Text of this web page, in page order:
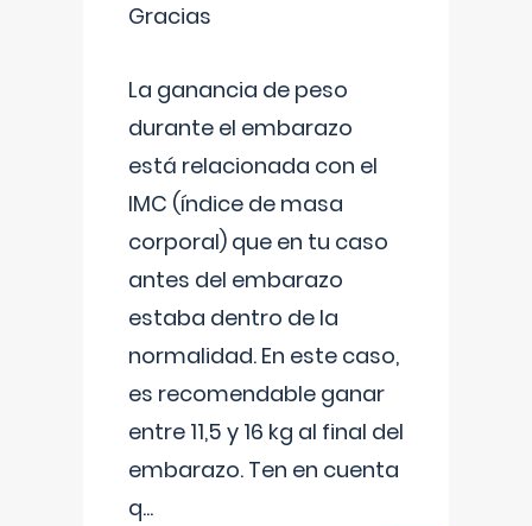
Gracias
La ganancia de peso
durante el embarazo
está relacionada con el
IMC (índice de masa
corporal) que en tu caso
antes del embarazo
estaba dentro de la
normalidad. En este caso,
es recomendable ganar
entre 11,5 y 16 kg al final del
embarazo. Ten en cuenta
q...